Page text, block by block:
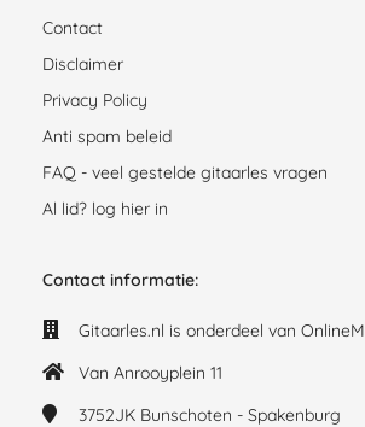
Contact
Disclaimer
Privacy Policy
Anti spam beleid
FAQ - veel gestelde gitaarles vragen
Al lid? log hier in
Contact informatie:
Gitaarles.nl is onderdeel van
Van Anrooyplein 11
3752JK Bunschoten - Spakenburg